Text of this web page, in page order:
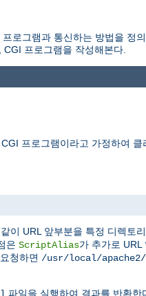
로그램과 통신하는 방법을 정의
프로그램을 작성해본다.
프로그램이라고 가정하여 클
이 URL 앞부분을 특정 디렉토
은 ScriptAlias가 추가로 URL
청하면 /usr/local/
파일을 실행하여 결과를 반환한